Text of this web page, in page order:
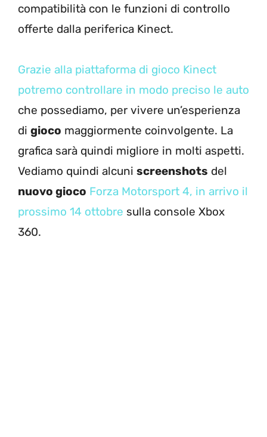
compatibilità con le funzioni di controllo
offerte dalla periferica Kinect.
Grazie alla piattaforma di gioco Kinect
potremo controllare in modo preciso le auto
che possediamo, per vivere un’esperienza
di gioco maggiormente coinvolgente. La
grafica sarà quindi migliore in molti aspetti.
Vediamo quindi alcuni screenshots del
nuovo gioco Forza Motorsport 4, in arrivo il
prossimo 14 ottobre sulla console Xbox
360.